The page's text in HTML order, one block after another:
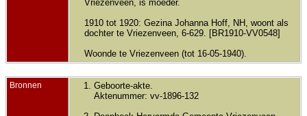
Vriezenveen, is moeder.
1910 tot 1920: Gezina Johanna Hoff, NH, woont als
dochter te Vriezenveen, 6-629. [BR1910-VV0548]
Woonde te Vriezenveen (tot 16-05-1940).
Bronnen
Geboorte-akte.
Aktenummer: vv-1896-132